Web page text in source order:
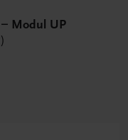
Modul UP